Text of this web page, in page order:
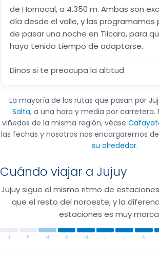
de Hornocal, a 4.350 m. Ambas son
día desde el valle, y las programamos
de pasar una noche en Tilcara, para
haya tenido tiempo de adaptarse.
Dinos si te preocupa la altitud
La mayoría de las rutas que pasan por
Salta, a una hora y media por carretera.
viñedos de la misma región, véase
las fechas y nosotros nos encargaremos de
su alrededor.
Cuándo viajar a Jujuy
Jujuy sigue el mismo ritmo de
que el resto del noroeste, y la
estaciones es muy
J F M A M J J A